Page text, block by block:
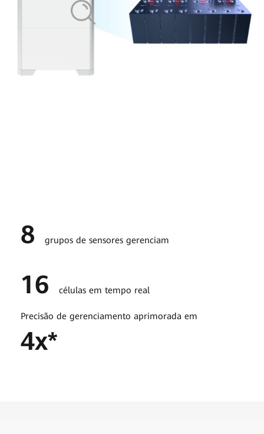
8 grupos de sensores gerenciam
16 células em tempo real
Precisão de gerenciamento aprimorada em
4x*